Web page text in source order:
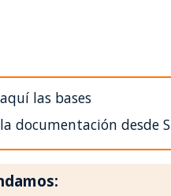
las bases
documentación desde